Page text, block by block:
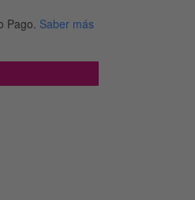
Pago. Saber más
HUMECTANTE x170ML cantidad